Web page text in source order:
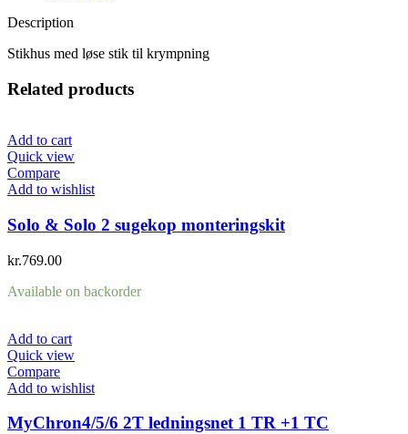
Description
Stikhus med løse stik til krympning
Related products
Add to cart
Quick view
Compare
Add to wishlist
Solo & Solo 2 sugekop monteringskit
kr.769.00
Available on backorder
Add to cart
Quick view
Compare
Add to wishlist
MyChron4/5/6 2T ledningsnet 1 TR +1 TC